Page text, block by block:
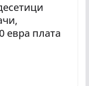
евра плата